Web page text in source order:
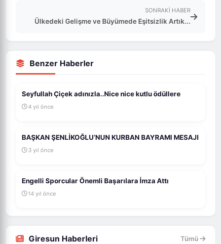
SONRAKI HABER
Ülkedeki Gelişme ve Büyümede Eşitsizlik Artık...
Benzer Haberler
Seyfullah Çiçek adınızla..Nice nice kutlu ödüllere
4 yıl önce
BAŞKAN ŞENLİKOĞLU’NUN KURBAN BAYRAMI MESAJI
3 yıl önce
Engelli Sporcular Önemli Başarılara İmza Attı
14 yıl önce
Giresun Haberleri Tümü